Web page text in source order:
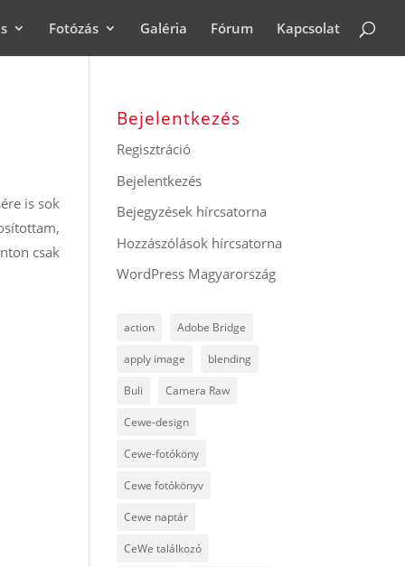
Fotózás Galéria Fórum Kapcsolat
is sok
csak
Bejelentkezés
Regisztráció
Bejelentkezés
Bejegyzések hírcsatorna
Hozzászólások hírcsatorna
WordPress Magyarország
action Adobe Bridge
apply image blending
Buli Camera Raw
Cewe-design
Cewe-fotóköny
Cewe fotókönyv
Cewe naptár
CeWe találkozó